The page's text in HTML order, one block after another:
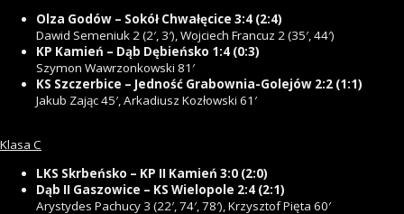
Olza Godów – Sokół Chwałęcice 3:4 (2:4)
Dawid Semeniuk 2 (2′, 3′), Wojciech Francuz 2 (35′, 44′)
KP Kamień – Dąb Dębieńsko 1:4 (0:3)
Szymon Wawrzonkowski 81′
KS Szczerbice – Jedność Grabownia-Golejów 2:2 (1:1)
Jakub Zając 45′, Arkadiusz Kozłowski 61′
Klasa C
LKS Skrbeńsko – KP II Kamień 3:0 (2:0)
Dąb II Gaszowice – KS Wielopole 2:4 (2:1)
Arystydes Pachucy 3 (22′, 74′, 78′), Krzysztof Pięta 60′